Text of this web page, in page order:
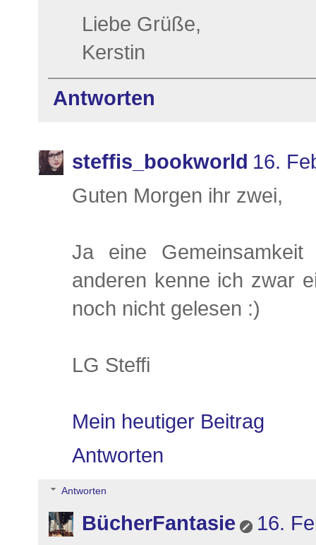
Liebe Grüße,
Kerstin
Antworten
steffis_bookworld 16.
Guten Morgen ihr zwei,
Ja eine
anderen kenne ich zwar
noch nicht gelesen :)
LG Steffi
Mein heutiger Beitrag
Antworten
Antworten
BücherFantasie
16.